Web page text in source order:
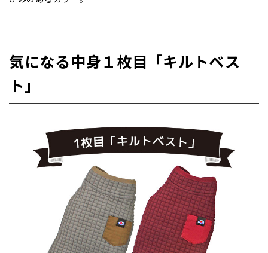
気になる中身１枚目「キルトベス
ト」